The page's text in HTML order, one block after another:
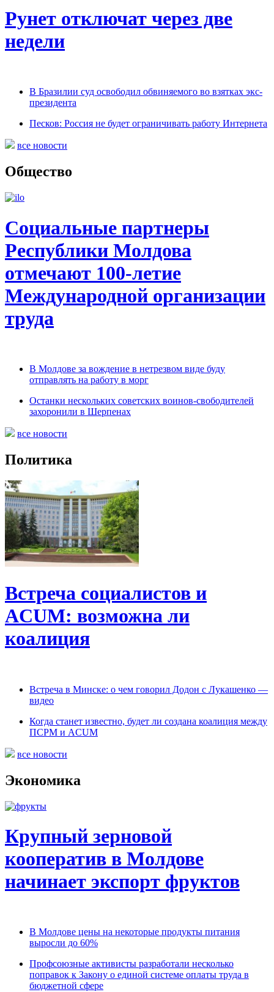
Рунет отключат через две
недели
В Бразилии суд освободил обвиняемого во взятках экс-
президента
Песков: Россия не будет ограничивать работу Интернета
все новости
Общество
Социальные партнеры
Республики Молдова
отмечают 100-летие
Международной организации
труда
В Молдове за вождение в нетрезвом виде буду
отправлять на работу в морг
Останки нескольких советских воинов-свободителей
захоронили в Шерпенах
все новости
Политика
Встреча социалистов и
ACUM: возможна ли
коалиция
Встреча в Минске: о чем говорил Додон с Лукашенко —
видео
Когда станет известно, будет ли создана коалиция между
ПСРМ и ACUM
все новости
Экономика
Крупный зерновой
кооператив в Молдове
начинает экспорт фруктов
В Молдове цены на некоторые продукты питания
выросли до 60%
Профсоюзные активисты разработали несколько
поправок к Закону о единой системе оплаты труда в
бюджетной сфере